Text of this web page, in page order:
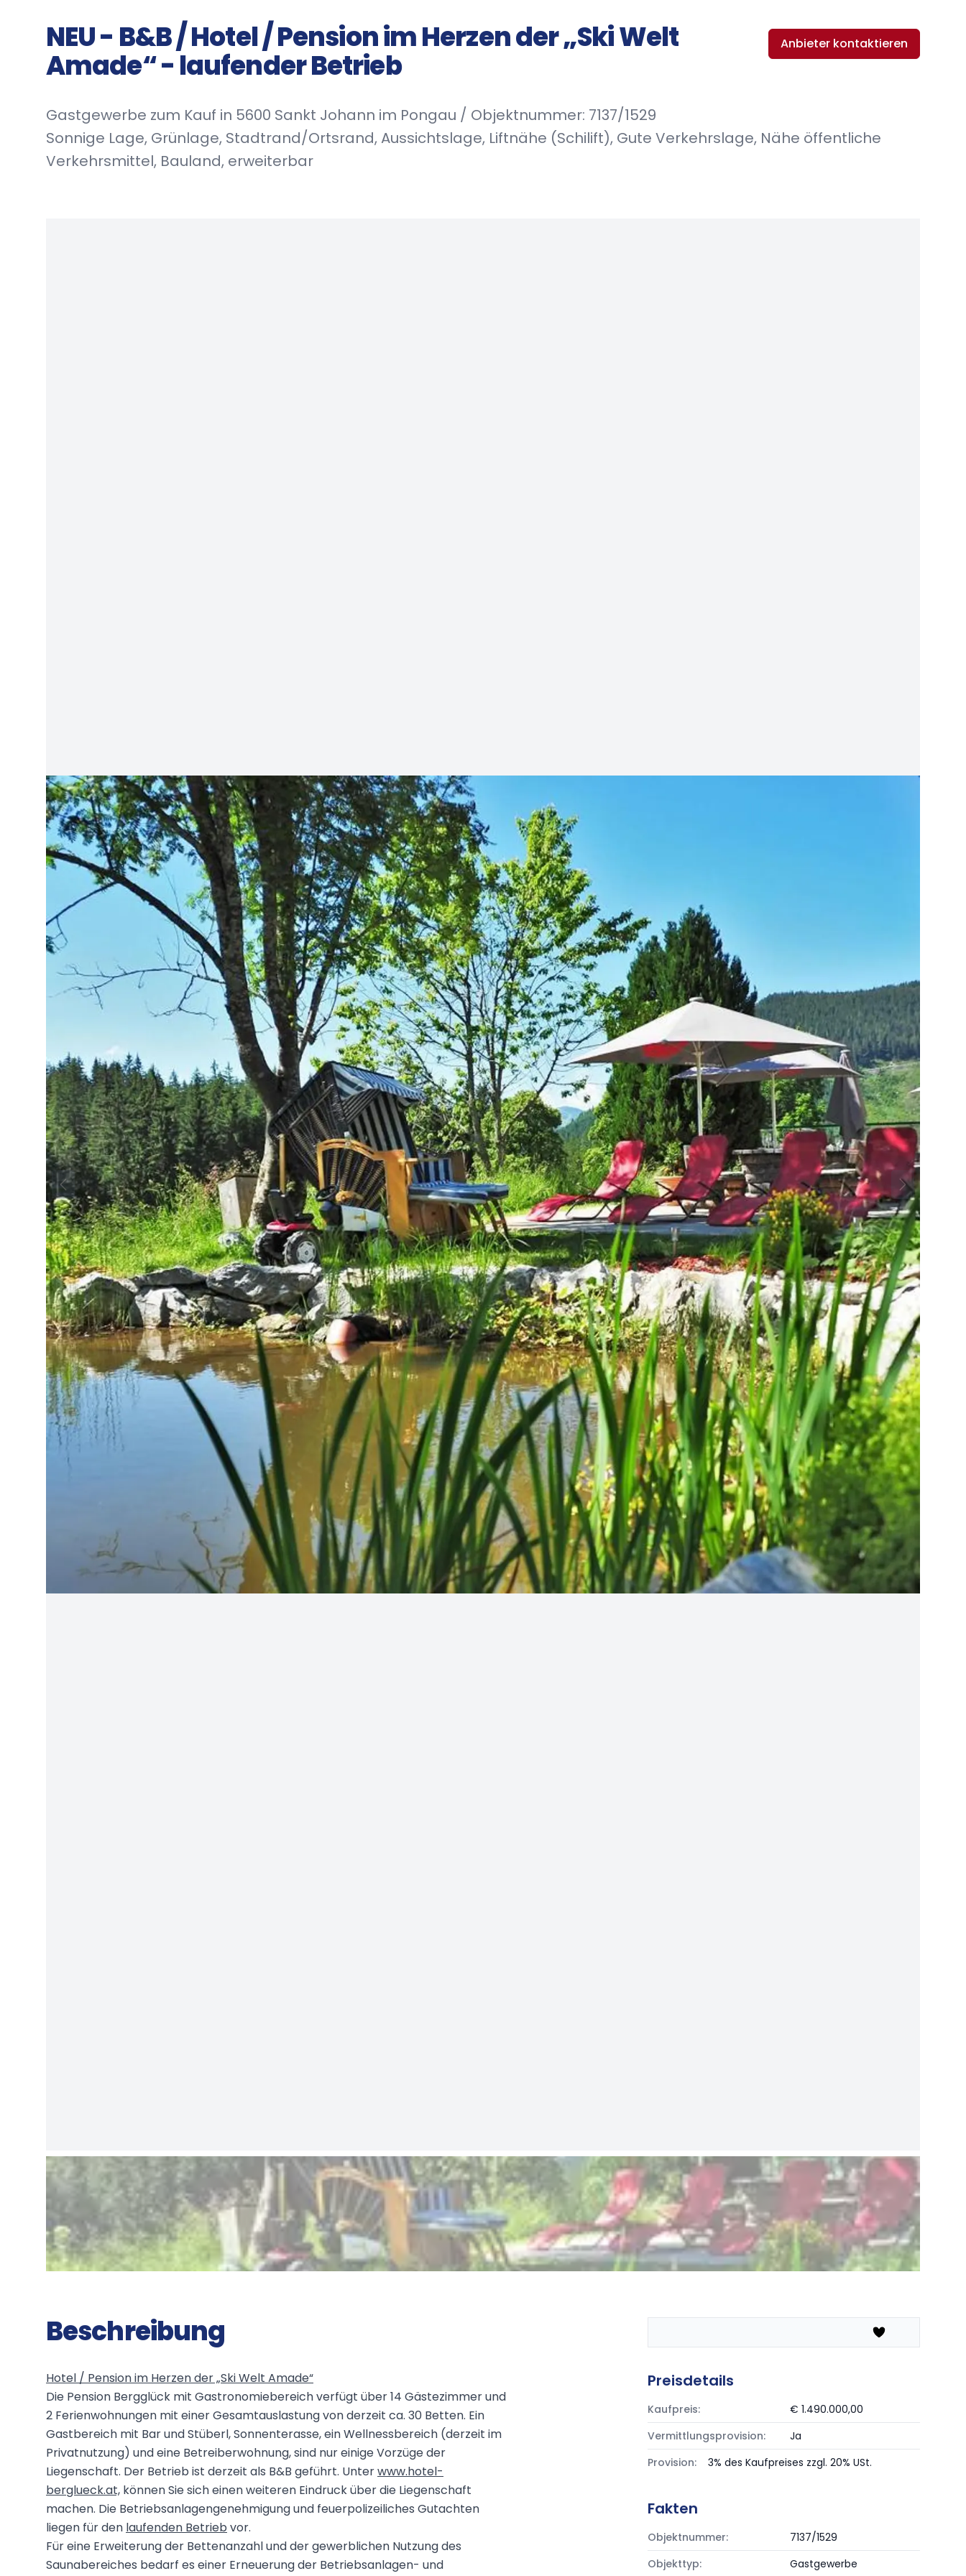
Anbieter kontaktieren
NEU - B&B / Hotel / Pension im Herzen der „Ski Welt
Amade“ - laufender Betrieb
Gastgewerbe zum Kauf in 5600 Sankt Johann im Pongau / Objektnummer: 7137/1529
Sonnige Lage, Grünlage, Stadtrand/Ortsrand, Aussichtslage, Liftnähe (Schilift), Gute Verkehrslage, Nähe öffentliche
Verkehrsmittel, Bauland, erweiterbar
Beschreibung
Hotel / Pension im Herzen der „Ski Welt Amade“
Die Pension Bergglück mit Gastronomiebereich verfügt über 14 Gästezimmer und
2 Ferienwohnungen mit einer Gesamtauslastung von derzeit ca. 30 Betten. Ein
Gastbereich mit Bar und Stüberl, Sonnenterasse, ein Wellnessbereich (derzeit im
Privatnutzung) und eine Betreiberwohnung, sind nur einige Vorzüge der
Liegenschaft. Der Betrieb ist derzeit als B&B geführt. Unterwww.hotel-
berglueck.at, können Sie sich einen weiteren Eindruck über die Liegenschaft
machen. Die Betriebsanlagengenehmigung und feuerpolizeiliches Gutachten
liegen für den laufenden Betrieb vor.
Für eine Erweiterung der Bettenanzahl und der gewerblichen Nutzung des
Saunabereiches bedarf es einer Erneuerung der Betriebsanlagen- und
Preisdetails
Kaufpreis:
€ 1.490.000,00
Vermittlungsprovision:
Ja
Provision:
3% des Kaufpreises zzgl. 20% USt.
Fakten
Objektnummer:
7137/1529
Objekttyp:
Gastgewerbe